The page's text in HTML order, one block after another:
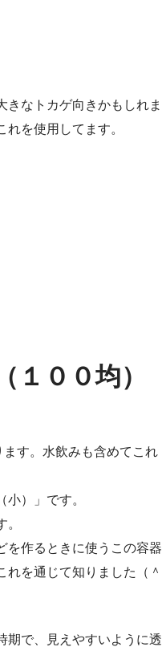
きなトカゲ向きかもしれま
を使用してます。
１００均）
す。水飲みも含めてこれ
）」です。
を作るときに使うこの容器
を通じて知りました（＾
期で、見えやすいように透